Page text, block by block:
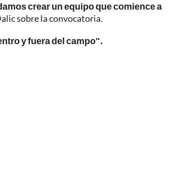
crear un equipo que comience a
sobre la convocatoria.
y fuera del campo".